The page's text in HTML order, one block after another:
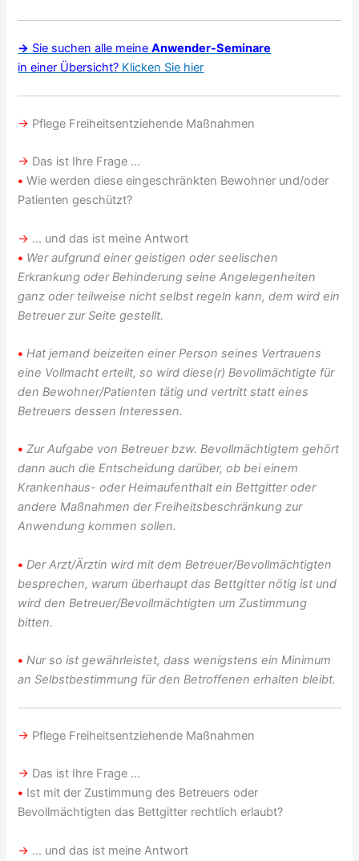
→ Sie suchen alle meineAnwender-Seminare
in einer Übersicht? Klicken Sie hier
→ Pflege Freiheitsentziehende Maßnahmen
→ Das ist Ihre Frage …
• Wie werden diese eingeschränkten Bewohner und/oder
Patienten geschützt?
→ … und das ist meine Antwort
• Wer aufgrund einer geistigen oder seelischen
Erkrankung oder Behinderung seine Angelegenheiten
ganz oder teilweise nicht selbst regeln kann, dem wird ein
Betreuer zur Seite gestellt.
• Hat jemand beizeiten einer Person seines Vertrauens
eine Vollmacht erteilt, so wird diese(r) Bevollmächtigte für
den Bewohner/Patienten tätig und vertritt statt eines
Betreuers dessen Interessen.
• Zur Aufgabe von Betreuer bzw. Bevollmächtigtem gehört
dann auch die Entscheidung darüber, ob bei einem
Krankenhaus- oder Heimaufenthalt ein Bettgitter oder
andere Maßnahmen der Freiheitsbeschränkung zur
Anwendung kommen sollen.
• Der Arzt/Ärztin wird mit dem Betreuer/Bevollmächtigten
besprechen, warum überhaupt das Bettgitter nötig ist und
wird den Betreuer/Bevollmächtigten um Zustimmung
bitten.
• Nur so ist gewährleistet, dass wenigstens ein Minimum
an Selbstbestimmung für den Betroffenen erhalten bleibt.
→ Pflege Freiheitsentziehende Maßnahmen
→ Das ist Ihre Frage …
• Ist mit der Zustimmung des Betreuers oder
Bevollmächtigten das Bettgitter rechtlich erlaubt?
→ … und das ist meine Antwort